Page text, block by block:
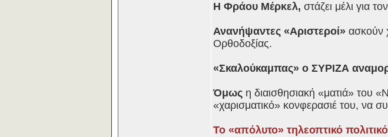
Η Φράου Μέρκελ, στάζει μέλι για
Ανανήψαντες «Αριστεροί» ασκούν
Ορθοδοξίας.
«Σκαλούκαμπας» ο ΣΥΡΙΖΑ
Όμως η διαισθησιακή «ματιά» του
«χαρισματικό» κονφερασιέ του, να
Το «απόλυτο» τηλεοπτικό